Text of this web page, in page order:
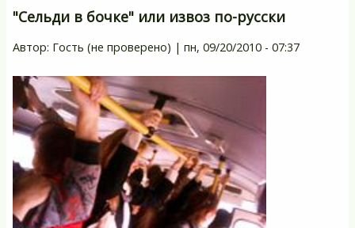
"Сельди в бочке" или извоз по-русски
Автор: Гость (не проверено) | пн, 09/20/2010 - 07:37